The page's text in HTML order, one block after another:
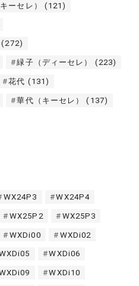
ーセレ） (121)
(272)
緑子（ディーセレ） (223)
花代 (131)
華代（キーセレ） (137)
WX24P3 WX24P4
WX25P2 WX25P3
WXDi00 WXDi02
WXDi06
WXDi10